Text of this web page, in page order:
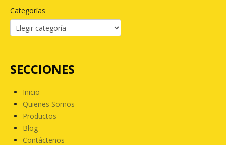
Categorías
SECCIONES
Inicio
Quienes Somos
Productos
Blog
Contáctenos